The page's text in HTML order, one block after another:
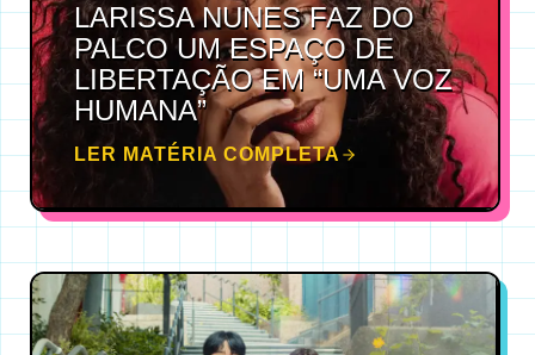
LARISSA NUNES FAZ DO
PALCO UM ESPAÇO DE
LIBERTAÇÃO EM “UMA VOZ
HUMANA”
LER MATÉRIA COMPLETA